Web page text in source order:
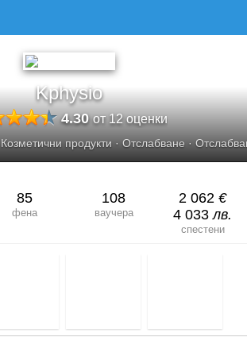
Kphysio
4.30от 12 оценки
Козметични продукти · Отслабване ·
85
фена
108
ваучера
2 062 €
4 033лв.
спестени